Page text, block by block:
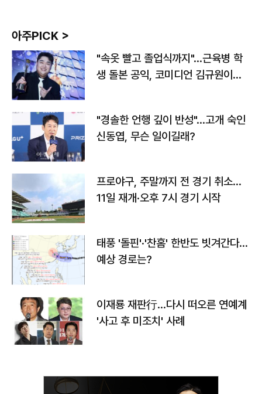
아주PICK >
"속옷 빨고 졸업식까지"…근육병 학
생 돌본 공익, 코미디언 김규원이었
"경솔한 언행 깊이 반성"…고개 숙인
신동엽, 무슨 일이길래?
프로야구, 주말까지 전 경기 취소…
11일 재개·오후 7시 경기 시작
태풍 '돌핀'·'찬홈' 한반도 빗겨간다…
예상 경로는?
이재룡 재판行…다시 떠오른 연예계
'사고 후 미조치' 사례